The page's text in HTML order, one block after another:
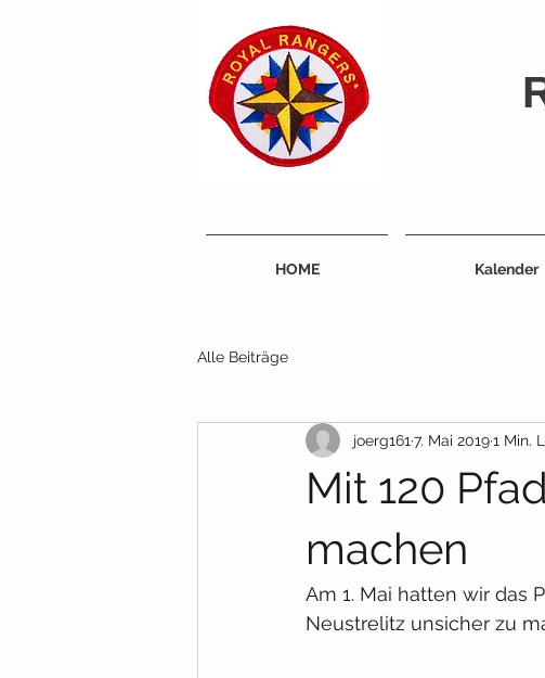
HOME Kalender
Alle Beiträge
Mit 120
machen
joerg161 7. Mai 20191 Min.
Am 1. Mai hatten wir das
Neustrelitz unsicher zu